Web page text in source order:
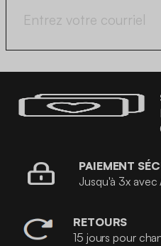
PAIEMENT
Jusqu'à 3x avec
RETOURS
15 jours pour